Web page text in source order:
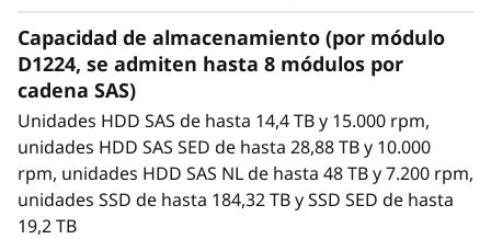
SAS SSDs.
Each enclosure includes dual SAS I/O
modules. Each module includes three 12Gb
SAS ports (IN and OUT)—six total per
enclosure. Using only two ports enables an
enclosure to be daisy-chained to the ones
before and after it. Using both SAS I/O
modules enables high availability.
Capacidad de almacenamiento (por módulo
D1224, se admiten hasta 8 módulos por
cadena SAS)
Unidades HDD SAS de hasta 14,4 TB y 15.000 rpm,
unidades HDD SAS SED de hasta 28,88 TB y 10.000
rpm, unidades HDD SAS NL de hasta 48 TB y 7.200 rpm,
unidades SSD de hasta 184,32 TB y SSD SED de hasta
19,2 TB